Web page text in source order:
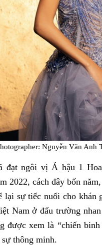
Nguyễn Văn Anh
đạt ngôi vị Á hậu 1
2022, cách đây bốn
lại sự tiếc nuối cho khán
Nam ở đấu trường
được xem là “chiến
thông minh.